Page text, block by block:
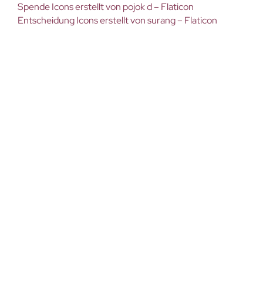
Spende Icons erstellt von pojok d – Flaticon
Entscheidung Icons erstellt von surang – Flaticon